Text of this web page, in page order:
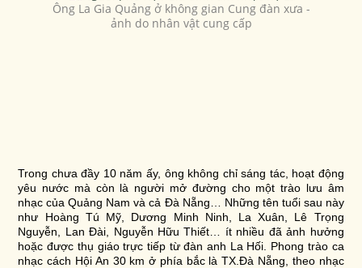
Ông La Gia Quảng ở không gian Cung đàn xưa -
ảnh do nhân vật cung cấp
Trong chưa đầy 10 năm ấy, ông không chỉ sáng tác, hoạt động
yêu nước mà còn là người mở đường cho một trào lưu âm
nhạc của Quảng Nam và cả Đà Nẵng… Những tên tuổi sau này
như Hoàng Tú Mỹ, Dương Minh Ninh, La Xuân, Lê Trọng
Nguyễn, Lan Đài, Nguyễn Hữu Thiết… ít nhiều đã ảnh hưởng
hoặc được thụ giáo trực tiếp từ đàn anh La Hối. Phong trào ca
nhạc cách Hội An 30 km ở phía bắc là TX.Đà Nẵng, theo nhạc